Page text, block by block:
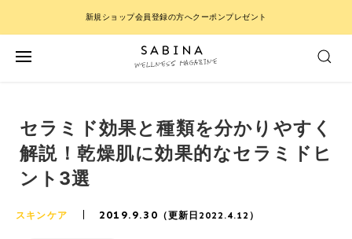
新規ショップ会員登録の方へクーポンプレゼント
セラミド効果と種類を分かりやすく
解説！乾燥肌に効果的なセラミドヒ
ント3選
スキンケア 2019.9.30 （更新日2022.4.12）